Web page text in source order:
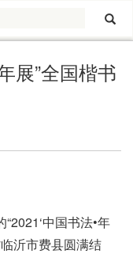
展”全国楷书
中国书法•年
沂市费县圆满结